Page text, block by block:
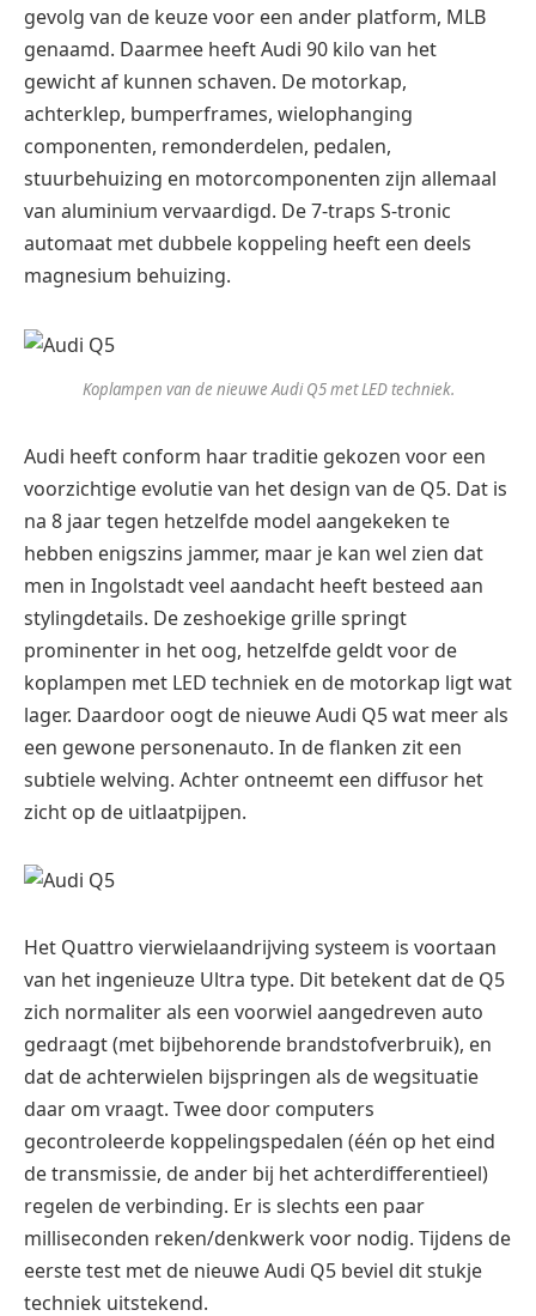
gevolg van de keuze voor een ander platform, MLB
genaamd. Daarmee heeft Audi 90 kilo van het
gewicht af kunnen schaven. De motorkap,
achterklep, bumperframes, wielophanging
componenten, remonderdelen, pedalen,
stuurbehuizing en motorcomponenten zijn allemaal
van aluminium vervaardigd. De 7-traps S-tronic
automaat met dubbele koppeling heeft een deels
magnesium behuizing.
Koplampen van de nieuwe Audi Q5 met LED techniek.
Audi heeft conform haar traditie gekozen voor een
voorzichtige evolutie van het design van de Q5. Dat is
na 8 jaar tegen hetzelfde model aangekeken te
hebben enigszins jammer, maar je kan wel zien dat
men in Ingolstadt veel aandacht heeft besteed aan
stylingdetails. De zeshoekige grille springt
prominenter in het oog, hetzelfde geldt voor de
koplampen met LED techniek en de motorkap ligt wat
lager. Daardoor oogt de nieuwe Audi Q5 wat meer als
een gewone personenauto. In de flanken zit een
subtiele welving. Achter ontneemt een diffusor het
zicht op de uitlaatpijpen.
Het Quattro vierwielaandrijving systeem is voortaan
van het ingenieuze Ultra type. Dit betekent dat de Q5
zich normaliter als een voorwiel aangedreven auto
gedraagt (met bijbehorende brandstofverbruik), en
dat de achterwielen bijspringen als de wegsituatie
daar om vraagt. Twee door computers
gecontroleerde koppelingspedalen (één op het eind
de transmissie, de ander bij het achterdifferentieel)
regelen de verbinding. Er is slechts een paar
milliseconden reken/denkwerk voor nodig. Tijdens de
eerste test met de nieuwe Audi Q5 beviel dit stukje
techniek uitstekend.